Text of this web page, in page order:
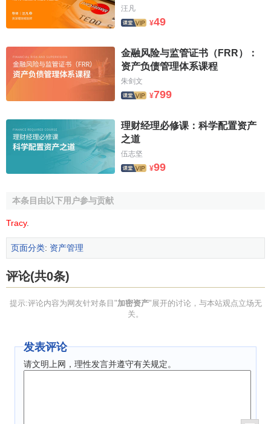
(2)法律地位不同
中通常按照普通财产规则处理，不具有法偿性。法定数字货
币是是法定货币的另一种表现形式，具有同法定货币一样的
法律地位，具有无限法偿性，任何人不得拒绝接受。
加密资产受市场供需影响价值波动较大。而法定数字货
币是央行发行的电子货币，用于替代现金进行便捷的电子支
付结算无需单独计价，而是采用既有法定货币的计价单位。
加密资产的管理
合格的加密资产的二级资管基金一般有如下要求：
选出有资金实力和高风险承受能力和意愿的合格投资人；
2）有最小投资额度，一般1万到10万美元起；如果对机
构投资人最小投资额度更高；
3）有1年以内的锁定期和赎回约定，投资标的一般流动
性较好；
汪凡
¥49
金融风险与监管证书（FRR）：
资产负债管理体系课程
朱剑文
¥799
理财经理必修课：科学配置资产
之道
伍志坚
¥99
本条目由以下用户参与贡献
Tracy.
页面分类: 资产管理
评论(共0条)
提示:评论内容为网友针对条目"加密资产"展开的讨论，与本站观点立场无
关。
发表评论
请文明上网，理性发言并遵守有关规定。